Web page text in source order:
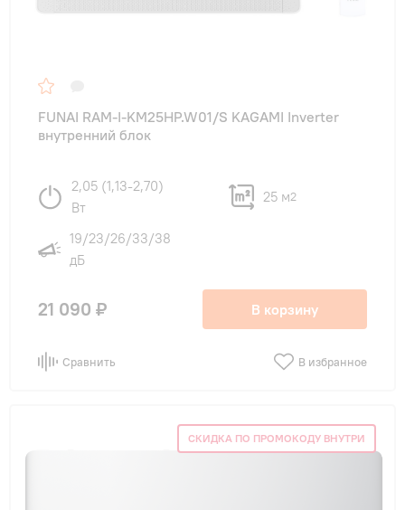
FUNAI RAM-I-KM25HP.W01/S KAGAMI Inverter
внутренний блок
2,05 (1,13-2,70)
Вт
25 м2
19/23/26/33/38
дБ
21 090 ₽ В корзину
Сравнить В избранное
СКИДКА ПО ПРОМОКОДУ ВНУТРИ